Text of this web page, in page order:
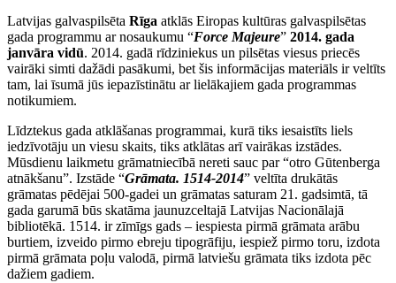
Latvijas galvaspilsēta Rīga atklās Eiropas kultūras galvaspilsētas
gada programmu ar nosaukumu “Force Majeure” 2014. gada
janvāra vidū. 2014. gadā rīdziniekus un pilsētas viesus priecēs
vairāki simti dažādi pasākumi, bet šis informācijas materiāls ir veltīts
tam, lai īsumā jūs iepazīstinātu ar lielākajiem gada programmas
notikumiem.
Līdztekus gada atklāšanas programmai, kurā tiks iesaistīts liels
iedzīvotāju un viesu skaits, tiks atklātas arī vairākas izstādes.
Mūsdienu laikmetu grāmatniecībā nereti sauc par “otro Gūtenberga
atnākšanu”. Izstāde “Grāmata. 1514-2014” veltīta drukātās
grāmatas pēdējai 500-gadei un grāmatas saturam 21. gadsimtā, tā
gada garumā būs skatāma jaunuzceltajā Latvijas Nacionālajā
bibliotēkā. 1514. ir zīmīgs gads – iespiesta pirmā grāmata arābu
burtiem, izveido pirmo ebreju tipogrāfiju, iespiež pirmo toru, izdota
pirmā grāmata poļu valodā, pirmā latviešu grāmata tiks izdota pēc
dažiem gadiem.